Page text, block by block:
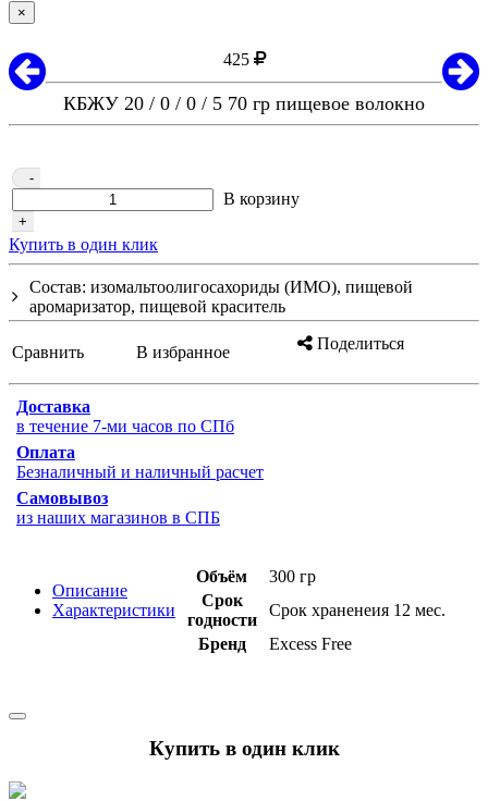
×
425
КБЖУ 20 / 0 / 0 / 5 70 гр пищевое волокно
-
+
В корзину
Купить в один клик
Состав: изомальтоолигосахориды (ИМО), пищевой
аромаризатор, пищевой краситель
Сравнить В избранное Поделиться
Доставка
в течение 7-ми часов по СПб
Оплата
Безналичный и наличный расчет
Самовывоз
из наших магазинов в СПБ
Описание
Характеристики
Объём
300 гр
Срок
годности
Срок храненеия 12 мес.
Бренд
Excess Free
Купить в один клик